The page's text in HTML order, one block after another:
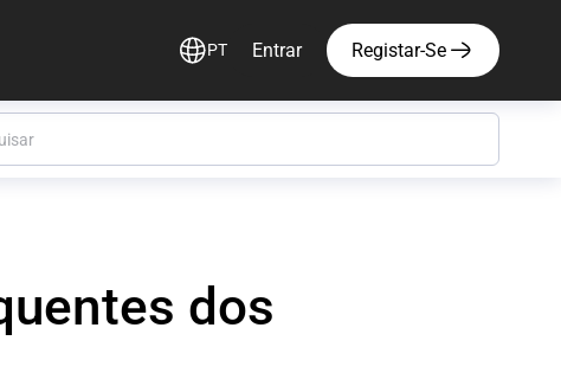
PT Entrar Registar-Se
dos